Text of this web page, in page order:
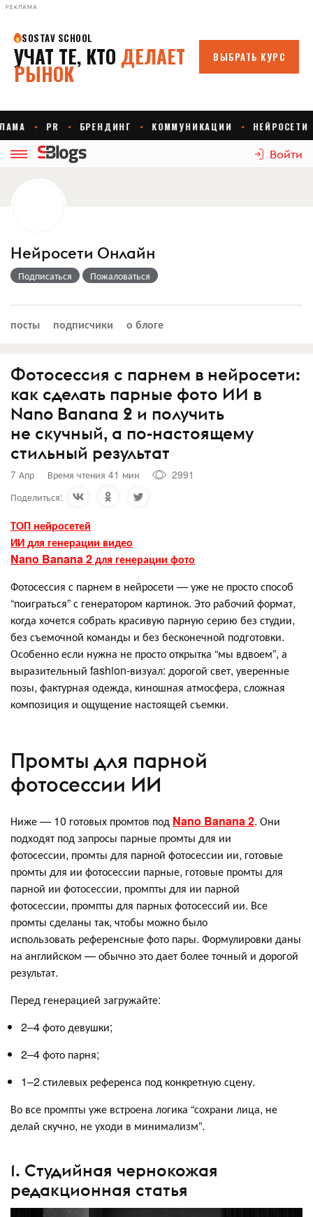
РЕКЛАМА
Войти
Нейросети Онлайн
Подписаться Пожаловаться
посты подписчики о блоге
Фотосессия с парнем в нейросети:
как сделать парные фото ИИ в
Nano Banana 2 и получить
не скучный, а по-настоящему
стильный результат
7 Апр Время чтения 41 мин
2991
Поделиться:
ТОП нейросетей
ИИ для генерации видео
Nano Banana 2 для генерации фото
Фотосессия с парнем в нейросети — уже не просто способ
“поиграться” с генератором картинок. Это рабочий формат,
когда хочется собрать красивую парную серию без студии,
без съемочной команды и без бесконечной подготовки.
Особенно если нужна не просто открытка “мы вдвоем”, а
выразительный fashion-визуал: дорогой свет, уверенные
позы, фактурная одежда, киношная атмосфера, сложная
композиция и ощущение настоящей съемки.
Промты для парной
фотосессии ИИ
Ниже — 10 готовых промтов под Nano Banana 2. Они
подходят под запросы парные промты для ии
фотосессии, промты для парной фотосессии ии, готовые
промты для ии фотосессии парные, готовые промты для
парной ии фотосессии, промпты для ии парной
фотосессии, промпты для парных фотосессий ии. Все
промты сделаны так, чтобы можно было
использовать референсные фото пары. Формулировки даны
на английском — обычно это дает более точный и дорогой
результат.
Перед генерацией загружайте:
2–4 фото девушки;
2–4 фото парня;
1–2 стилевых референса под конкретную сцену.
Во все промпты уже встроена логика “сохрани лица, не
делай скучно, не уходи в минимализм”.
1. Студийная чернокожая
редакционная статья